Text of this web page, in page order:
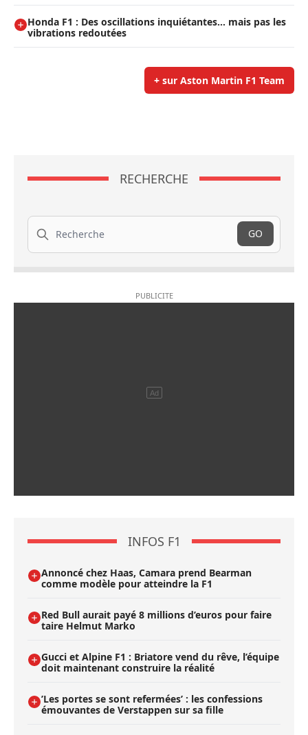
Honda F1 : Des oscillations inquiétantes… mais pas les
vibrations redoutées
+ sur Aston Martin F1 Team
RECHERCHE
Recherche
GO
INFOS F1
Annoncé chez Haas, Camara prend Bearman
comme modèle pour atteindre la F1
Red Bull aurait payé 8 millions d’euros pour faire
taire Helmut Marko
Gucci et Alpine F1 : Briatore vend du rêve, l’équipe
doit maintenant construire la réalité
’Les portes se sont refermées’ : les confessions
émouvantes de Verstappen sur sa fille